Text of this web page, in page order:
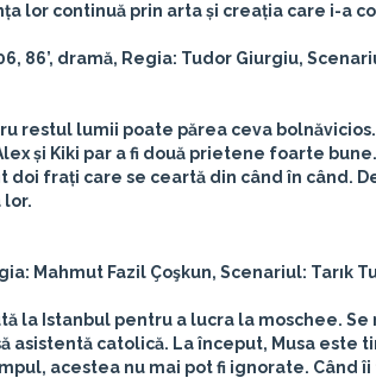
lor continuă prin arta și creația care i-a
86’, dramă, Regia: Tudor Giurgiu,
restul lumii poate părea ceva
și Kiki par a fi două prietene foarte
doi frați care se ceartă din când în când.
lor.
Mahmut Fazil Çoşkun, Scenariul: Tarık
la Istanbul pentru a lucra la moschee.
catolică. La început, Musa este
acestea nu mai pot fi ignorate. Când